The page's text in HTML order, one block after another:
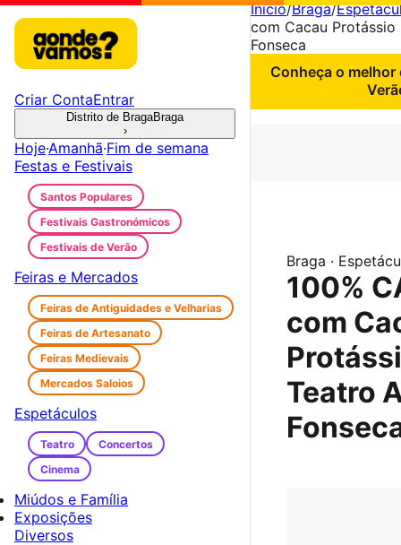
Início/Braga/
com Cacau
Fonseca
Conheça o melhor
Braga ·
100%
com
Teatro
Criar ContaEntrar
Distrito de BragaBraga
›
Hoje·Amanhã·Fim de semana
Festas e Festivais
Santos Populares
Festivais Gastronómicos
Festivais de Verão
Feiras e Mercados
Feiras de Antiguidades e Velharias
Feiras de Artesanato
Feiras Medievais
Mercados Saloios
Espetáculos
Teatro
Concertos
Cinema
Miúdos e Família
Exposições
Diversos